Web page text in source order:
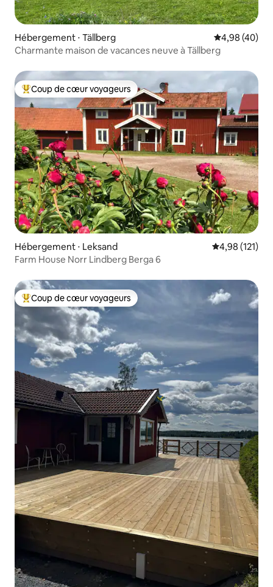
Hébergement ⋅ Tällberg Évaluation
4,98 (40)
Charmante maison de vacances neuve à Tällberg
Coups de cœur voyageurs les plus appréciés
Coup de cœur voyageurs
Hébergement ⋅ Leksand Évaluation
4,98 (121)
Farm House Norr Lindberg Berga 6
Coups de cœur voyageurs les plus appréciés
Coup de cœur voyageurs